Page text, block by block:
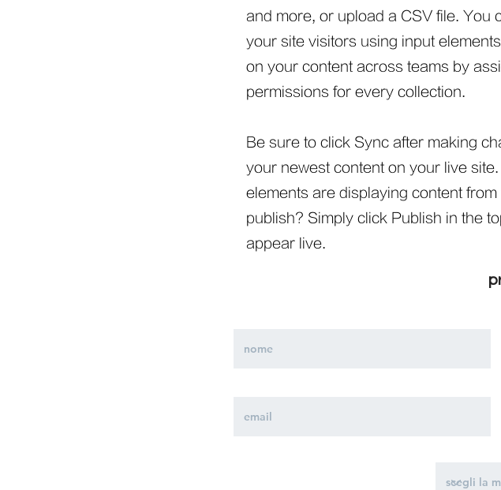
and more, or upload a CSV file. You
your site visitors using input
on your content across teams by
permissions for every collection.
Be sure to click Sync after making
your newest content on your live
elements are displaying content
publish? Simply click Publish in the
appear live.